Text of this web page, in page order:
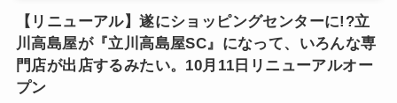
【リニューアル】遂にショッピングセンターに!?立
川高島屋が『立川高島屋SC』になって、いろんな専
門店が出店するみたい。10月11日リニューアルオー
プン